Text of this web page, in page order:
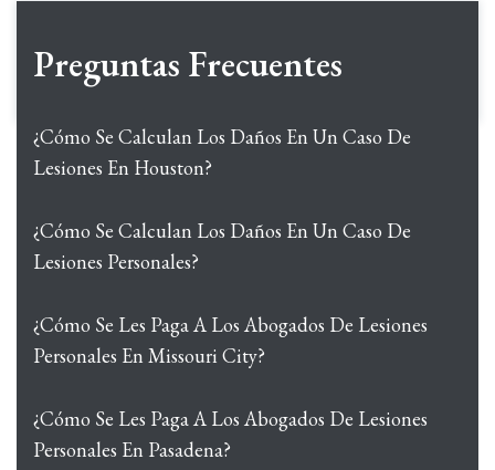
Preguntas Frecuentes
¿Cómo Se Calculan Los Daños En Un Caso De
Lesiones En Houston?
¿Cómo Se Calculan Los Daños En Un Caso De
Lesiones Personales?
¿Cómo Se Les Paga A Los Abogados De Lesiones
Personales En Missouri City?
¿Cómo Se Les Paga A Los Abogados De Lesiones
Personales En Pasadena?